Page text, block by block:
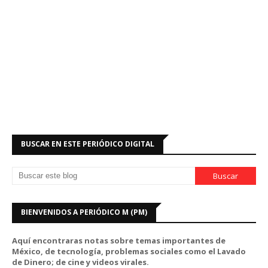
BUSCAR EN ESTE PERIÓDICO DIGITAL
BIENVENIDOS A PERIÓDICO M (PM)
Aquí encontraras notas sobre temas importantes de
México, de tecnología, problemas sociales como el Lavado
de Dinero; de cine y videos virales.